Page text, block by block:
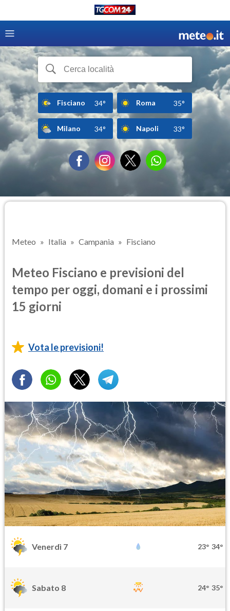
Fisciano 34° Roma 35°
Milano 34° Napoli 33°
Meteo Italia Campania Fisciano
Meteo Fisciano e previsioni del
tempo per oggi, domani e i prossimi
15 giorni
Vota le previsioni!
Venerdì 7 23° 34°
Sabato 8 24° 35°